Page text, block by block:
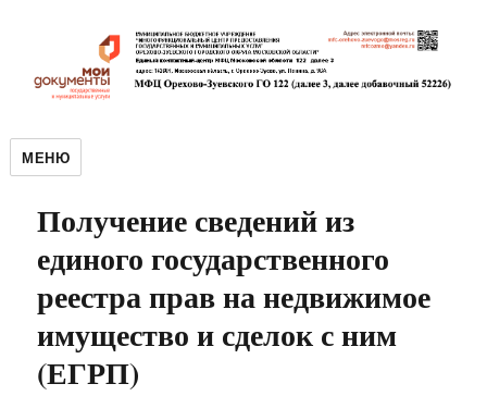
МЕНЮ
Получение сведений из
единого государственного
реестра прав на недвижимое
имущество и сделок с ним
(ЕГРП)